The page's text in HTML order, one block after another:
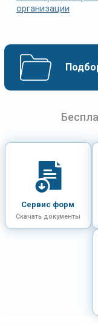
организации
Сервис форм
Скачать документы